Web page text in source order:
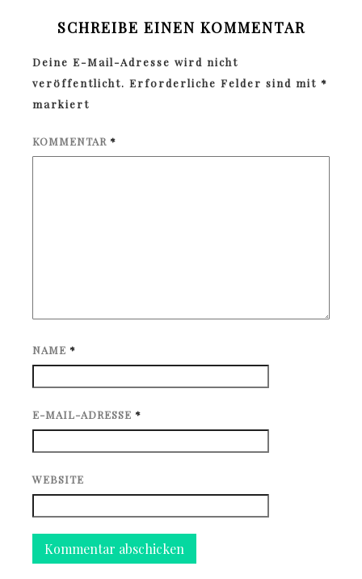
SCHREIBE EINEN KOMMENTAR
Deine E-Mail-Adresse wird nicht
veröffentlicht. Erforderliche Felder sind mit *
markiert
KOMMENTAR *
NAME *
E-MAIL-ADRESSE *
WEBSITE